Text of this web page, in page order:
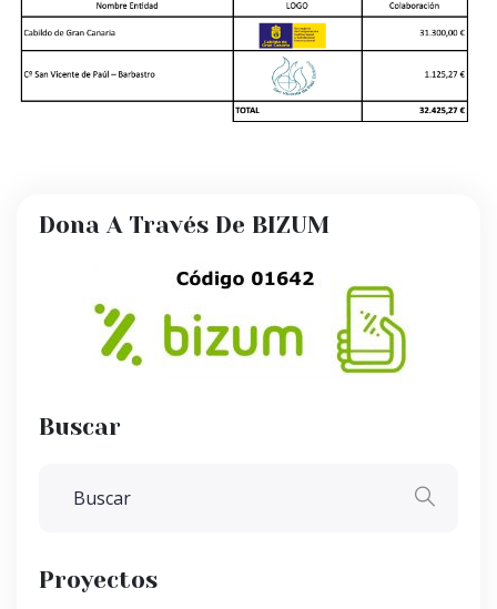
Dona A Través De BIZUM
Buscar
Proyectos